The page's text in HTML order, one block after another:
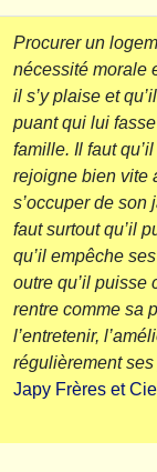
Procurer un
nécessité morale
il s’y plaise et
puant qui lui
famille. Il faut
rejoigne bien vite
s’occuper de son
faut surtout qu’il
qu’il empêche
outre qu’il puisse
rentre comme sa
l’entretenir,
régulièrement
Japy Frères et